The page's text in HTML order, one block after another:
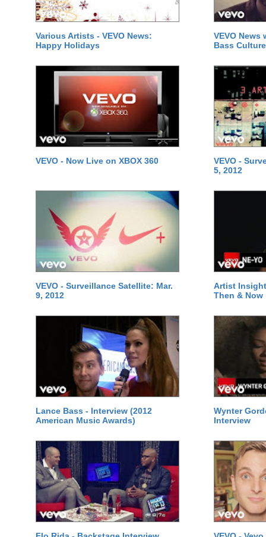
Various Artists - VEVO News:
Happy Holidays
VEVO News
Bass Culture
VEVO - Now Live on XBOX 360
VEVO -
5, 2012
VEVO - Surveillance Satellite: Mar.
9, 2012
Artist
Then & Now
Lance Bass - Interview (2012
American Music Awards)
Wynter
Interview